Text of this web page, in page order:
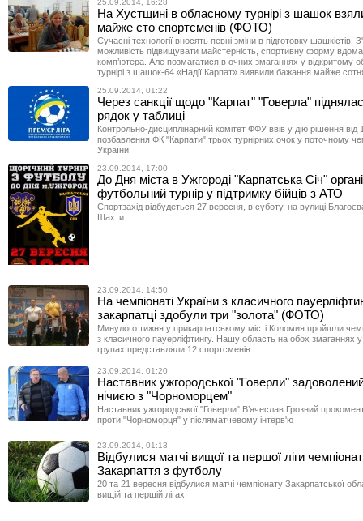
25.09.2014, 16:28
На Хустщині в обласному турнірі з шашок
майже сто спортсменів (ФОТО)
Сучасні технології вносять певні зміни в підготовку шашкістів.
можливість підвищувати майстерність, спортивну форму вдома
комп’ютера. Але позмагатися в очних змаганнях у відкритому
турнірі з шашок-64 «Надії Карпат» виявили бажання майже
25.09.2014, 01:22
Через санкції щодо "Карпат" "Говерла"
рядок у таблиці
Контрольно-дисциплінарний комітет ФФУ ввів у дію рішення від
позбавлення ФК "Карпати" трьох турнірних очок у поточному
України.
23.09.2014, 17:00
До Дня міста в Ужгороді "Карпатська Січ"
футбольний турнір у підтримку бійців з АТО
Спортзахід відбудеться 27 вересня, в суботу, на вулиці
Шахти.
23.09.2014, 14:50
На чемпіонаті України з класичного
закарпатці здобули три "золота" (ФОТО)
Минулого тижня у прикарпатському місті Коломия пройшли
з класичного пауерліфтингу. Нашу область на обох змаганнях у
групах представляли 12 спортсменів.
23.09.2014, 01:20
Наставник ужгородської "Говерли"
нічиєю з "Чорноморцем"
Наставник ужгородської "Говерли" В’ячеслав Грозний
проти "Чорноморця" у післяматчевому інтерв'ю
23.09.2014, 01:13
Відбулися матчі вищої та першої ліги
Закарпаття з футболу
20 та 21 вересня відбулися матчі чемпіонату Закарпатської
вищій та першій лігах.